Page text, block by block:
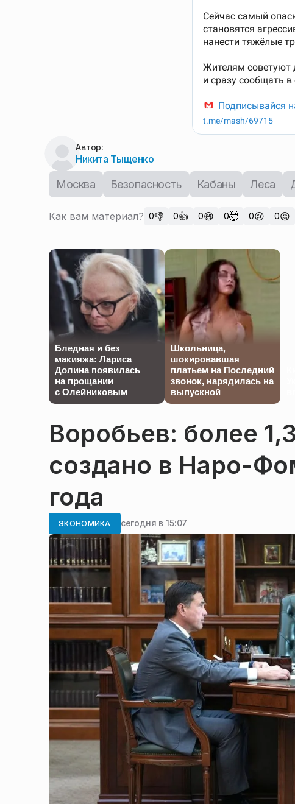
Автор:
Никита Тыщенко
Москва Безопасность Кабаны Леса
Как вам материал? 0👎 0👍 0😄 0🤯 0😢 0😡
Бледная и без
макияжа: Лариса
Долина появилась
на прощании
с Олейниковым
Школьница,
шокировавшая
платьем на Последний
звонок, нарядилась на
выпускной
Воробьев: более
создано в Наро-
года
ЭКОНОМИКА сегодня в 15:07